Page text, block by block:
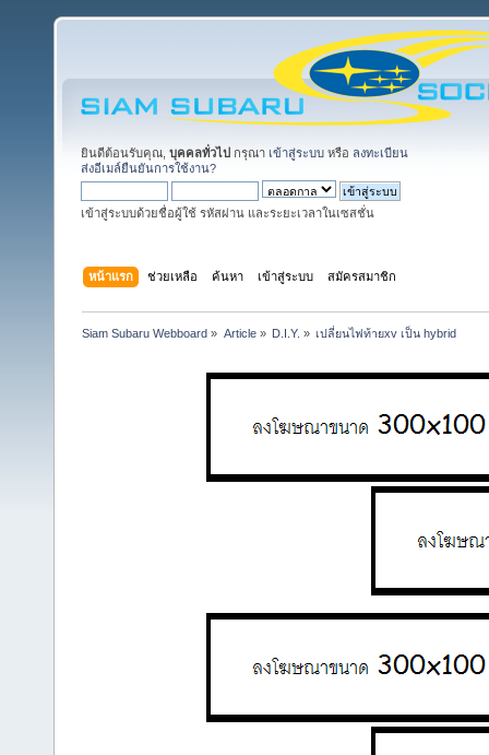
ยินดีต้อนรับคุณ, บุคคลทั่วไป กรุณา เข้าสู่ระบบ หรือ ลงทะเบียน
ส่งอีเมล์ยืนยันการใช้งาน?
เข้าสู่ระบบด้วยชื่อผู้ใช้ รหัสผ่าน และระยะเวลาในเซสชั่น
หน้าแรก ช่วยเหลือ ค้นหา เข้าสู่ระบบ สมัครสมาชิก
Siam Subaru Webboard » Article» D.I.Y. » เปลี่ยนไฟท้ายxv เป็น hybrid